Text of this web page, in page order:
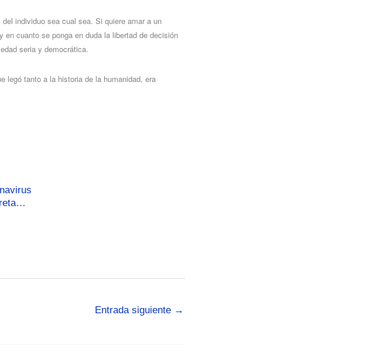
individuo sea cual sea. Si quiere amar a un
cuanto se ponga en duda la libertad de decisión
seria y democrática.
legó tanto a la historia de la humanidad, era
Entrada siguiente →